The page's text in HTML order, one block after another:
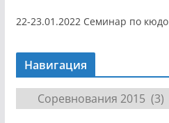
22-23.01.2022 Семинар по кюдо
Навигация
а